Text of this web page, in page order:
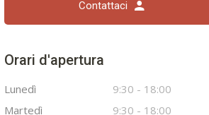
Contattaci
Orari d'apertura
Lunedì 9:30 - 18:00
Martedì
9:30 - 18:00